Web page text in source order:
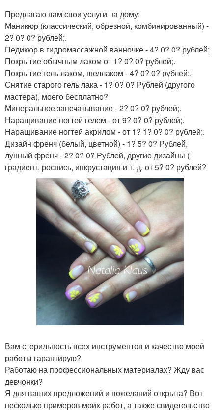
Предлагаю вам свои услуги на дому:
Маникюр (классический, обрезной, комбинированный) -
2? 0? 0? рублей;.
Педикюр в гидромассажной ванночке - 4? 0? 0? рублей;.
Покрытие обычным лаком от 1? 0? 0? рублей;.
Покрытие гель лаком, шеллаком - 4? 0? 0? рублей;.
Снятие старого гель лака - 1? 0? 0? Рублей (другого
мастера), моего бесплатно?
Минеральное запечатывание - 2? 0? 0? рублей;.
Наращивание ногтей гелем - от 9? 0? 0? рублей;.
Наращивание ногтей акрилом - от 1? 1? 0? 0? рублей;.
Дизайн френч (белый, цветной) - 1? 5? 0? Рублей,
лунный френч - 2? 0? 0? Рублей, другие дизайны (
градиент, роспись, инкрустация и т. д. от 5? 0? рублей?
Вам стерильность всех инструментов и качество моей
работы гарантирую?
Работаю на профессиональных материалах? Жду вас
девчонки?
Я для ваших предложений и пожеланий открыта? Вот
несколько примеров моих работ, а также свидетельство